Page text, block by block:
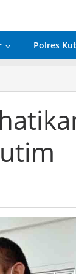
Polres